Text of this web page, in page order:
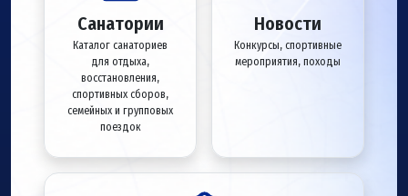
Санатории
Каталог санаториев
для отдыха,
восстановления,
спортивных сборов,
семейных и групповых
поездок
Новости
Конкурсы, спортивные
мероприятия, походы